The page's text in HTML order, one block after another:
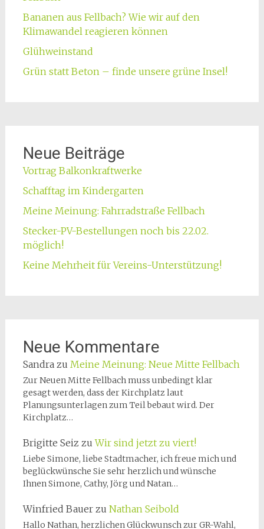
Bananen aus Fellbach? Wie wir auf den
Klimawandel reagieren können
Glühweinstand
Grün statt Beton – finde unsere grüne Insel!
Neue Beiträge
Vortrag Balkonkraftwerke
Schafftag im Kindergarten
Meine Meinung: Fahrradstraße Fellbach
Stecker-PV-Bestellungen noch bis 22.02.
möglich!
Keine Mehrheit für Vereins-Unterstützung!
Neue Kommentare
Sandrazu Meine Meinung: Neue Mitte Fellbach
Zur Neuen Mitte Fellbach muss unbedingt klar
gesagt werden, dass der Kirchplatz laut
Planungsunterlagen zum Teil bebaut wird. Der
Kirchplatz…
Brigitte Seiz zuWir sind jetzt zu viert!
Liebe Simone, liebe Stadtmacher, ich freue mich und
beglückwünsche Sie sehr herzlich und wünsche
Ihnen Simone, Cathy, Jörg und Natan…
Winfried Bauerzu Nathan Seibold
Hallo Nathan, herzlichen Glückwunsch zur GR-Wahl,